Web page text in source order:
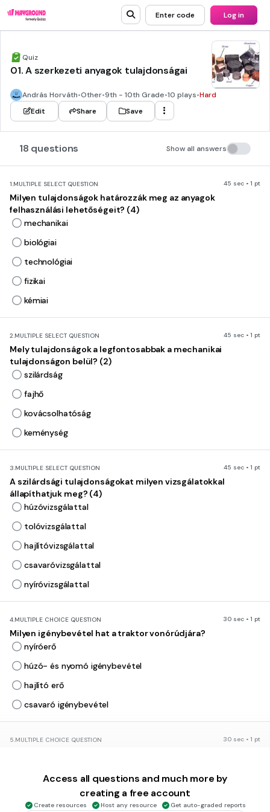
Enter code Log in
Quiz
01. A szerkezeti anyagok tulajdonságai
András Horváth•Other•9th - 10th Grade•10 plays•Hard
Edit
Share Save
18 questions Show all answers
1.MULTIPLE SELECT QUESTION 45 sec • 1 pt
Milyen tulajdonságok határozzák meg az anyagok
felhasználási lehetőségeit? (4)
mechanikai
biológiai
technológiai
fizikai
kémiai
2.MULTIPLE SELECT QUESTION 45 sec • 1 pt
Mely tulajdonságok a legfontosabbak a mechanikai
tulajdonságon belül? (2)
szilárdság
fajhő
kovácsolhatóság
keménység
3.MULTIPLE SELECT QUESTION 45 sec • 1 pt
A szilárdsági tulajdonságokat milyen vizsgálatokkal
állapíthatjuk meg? (4)
húzóvizsgálattal
tolóvizsgálattal
hajlítóvizsgálattal
csavaróvizsgálattal
nyíróvizsgálattal
4.MULTIPLE CHOICE QUESTION 30 sec • 1 pt
Milyen igénybevétel hat a traktor vonórúdjára?
nyíróerő
húzó- és nyomó igénybevétel
hajlító erő
csavaró igénybevétel
5.MULTIPLE CHOICE QUESTION 30 sec • 1 pt
húzó- és nyomó igénybevétel
hajlító erő
Access all questions and much more by
creating a free account
Create resources Host any resource Get auto-graded reports